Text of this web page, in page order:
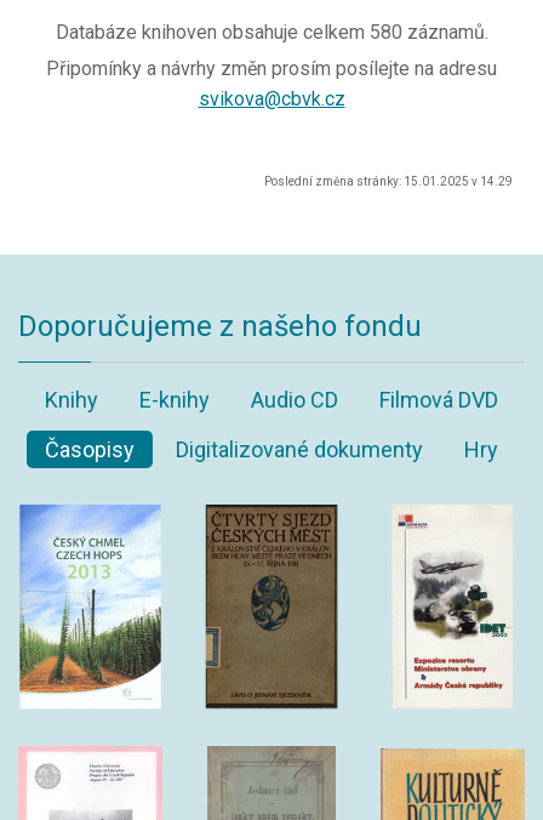
Databáze knihoven obsahuje celkem 580 záznamů.
Připomínky a návrhy změn prosím posílejte na adresu
svikova@cbvk.cz
Poslední změna stránky: 15.01.2025 v 14.29
Doporučujeme z našeho fondu
Knihy E-knihy Audio CD
Filmová DVD
Časopisy
Digitalizované dokumenty Hry